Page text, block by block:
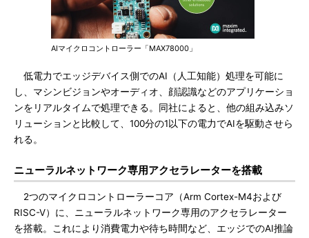
AIマイクロコントローラー「MAX78000」
低電力でエッジデバイス側でのAI（人工知能）処理を可能に
し、マシンビジョンやオーディオ、顔認識などのアプリケーショ
ンをリアルタイムで処理できる。同社によると、他の組み込みソ
リューションと比較して、100分の1以下の電力でAIを駆動させら
れる。
ニューラルネットワーク専用アクセラレーターを搭載
2つのマイクロコントローラーコア（Arm Cortex-M4および
RISC-V）に、ニューラルネットワーク専用のアクセラレーター
を搭載。これにより消費電力や待ち時間など、エッジでのAI推論